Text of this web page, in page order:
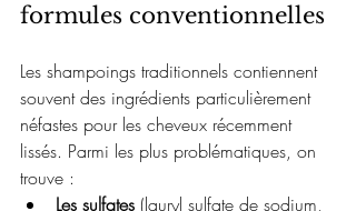
formules conventionnelles
Les shampoings traditionnels contiennent
souvent des ingrédients particulièrement
néfastes pour les cheveux récemment
lissés. Parmi les plus problématiques, on
trouve :
Les sulfates (lauryl sulfate de sodium,